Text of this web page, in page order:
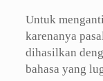
Untuk
karenanya
dihasilkan
bahasa yang